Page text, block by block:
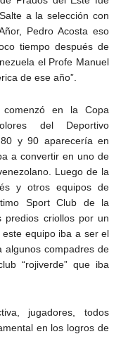
a la selección con
Pedro Acosta eso
tiempo después de
el Profe Manuel
de ese año”.
en la Copa
del Deportivo
y 90 aparecería en
a convertir en uno de
Luego de la
y otros equipos de
Sport Club de la
predios criollos por un
equipo iba a ser el
algunos compadres de
“rojiverde” que iba
jugadores, todos
en los logros de